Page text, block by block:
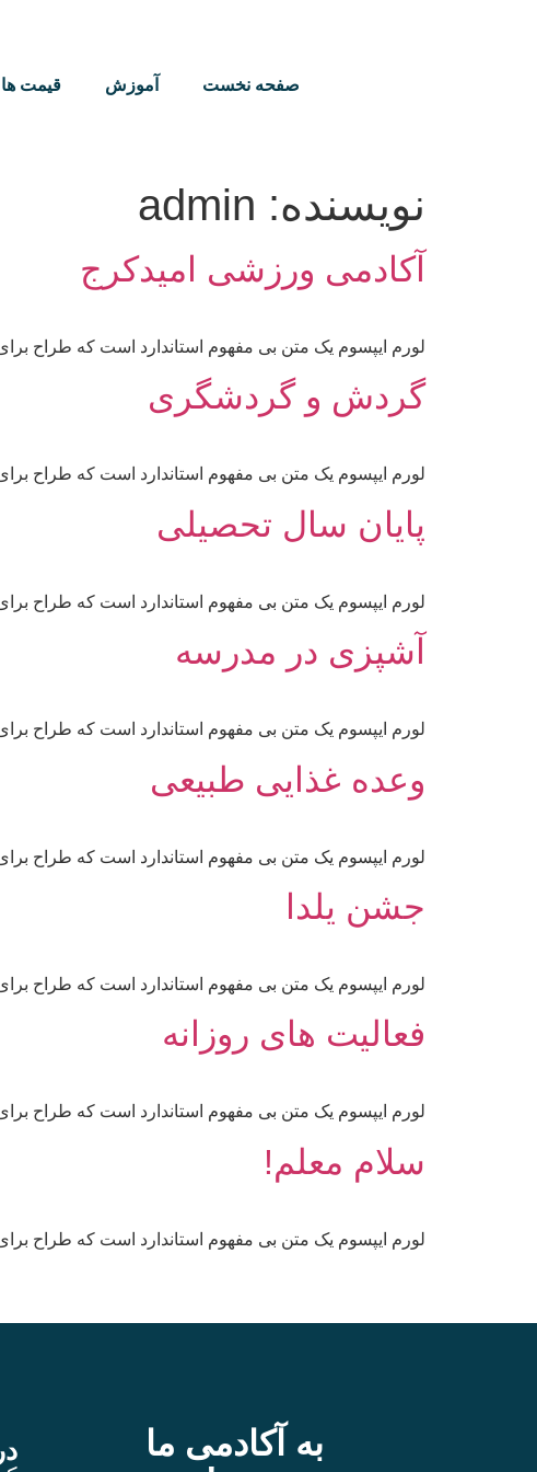
صفحه نخست آموزش قیمت ها
نویسنده: admin
آکادمی ورزشی امیدکرج
لورم ایپسوم یک متن بی مفهوم استاندارد است که طراح
گردش و گردشگری
لورم ایپسوم یک متن بی مفهوم استاندارد است که طراح
پایان سال تحصیلی
لورم ایپسوم یک متن بی مفهوم استاندارد است که طراح
آشپزی در مدرسه
لورم ایپسوم یک متن بی مفهوم استاندارد است که طراح
وعده غذایی طبیعی
لورم ایپسوم یک متن بی مفهوم استاندارد است که طراح
جشن یلدا
لورم ایپسوم یک متن بی مفهوم استاندارد است که طراح
فعالیت های روزانه
لورم ایپسوم یک متن بی مفهوم استاندارد است که طراح
سلام معلم!
لورم ایپسوم یک متن بی مفهوم استاندارد است که طراح
به آکادمی ما